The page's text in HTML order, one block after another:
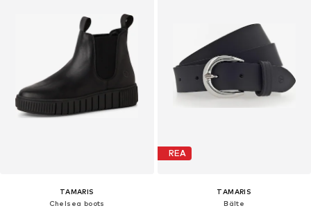
TAMARIS
Chelsea boots
REA
TAMARIS
Bälte